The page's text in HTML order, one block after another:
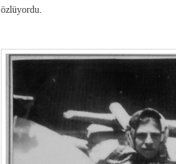
özlüyordu.